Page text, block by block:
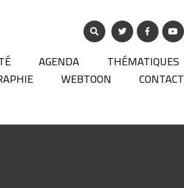
AGENDA
THÉMATIQUES
WEBTOON CONTACT